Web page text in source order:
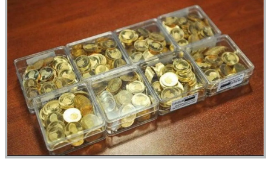
۱۶مرداد۱۴۰۵ /هر اونس طلا چند ؟ +
جدول